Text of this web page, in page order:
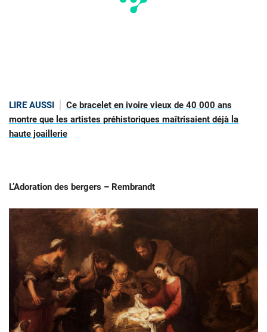
LIRE AUSSI
Ce bracelet en ivoire vieux de 40 000 ans
montre que les artistes préhistoriques maîtrisaient déjà la
haute joaillerie
L’Adoration des bergers – Rembrandt